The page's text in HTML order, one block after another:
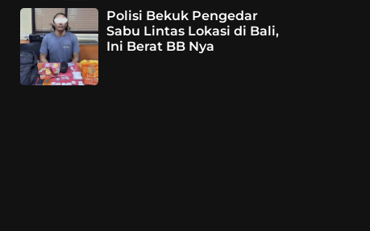
Polisi Bekuk Pengedar
Sabu Lintas Lokasi di Bali,
Ini Berat BB Nya